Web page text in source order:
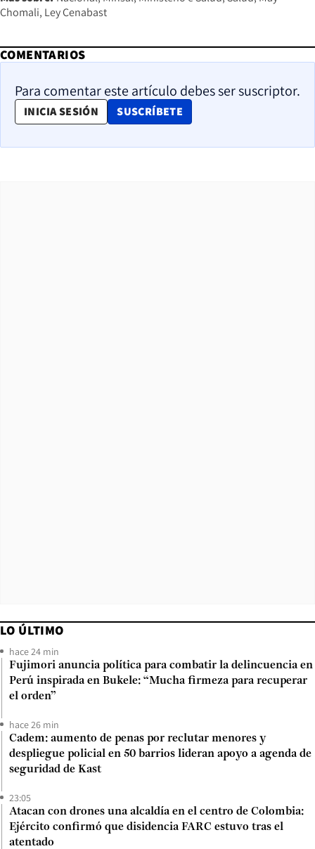
Chomali Ley Cenabast
COMENTARIOS
Para comentar este artículo debes ser suscriptor.
INICIA SESIÓN SUSCRÍBETE
OPENS IN NEW WINDOW
LO ÚLTIMO
hace 24 min
Fujimori anuncia política para combatir la delincuencia en
Perú inspirada en Bukele: “Mucha firmeza para recuperar
el orden”
hace 26 min
Cadem: aumento de penas por reclutar menores y
despliegue policial en 50 barrios lideran apoyo a agenda de
seguridad de Kast
23:05
Atacan con drones una alcaldía en el centro de Colombia:
Ejército confirmó que disidencia FARC estuvo tras el
atentado